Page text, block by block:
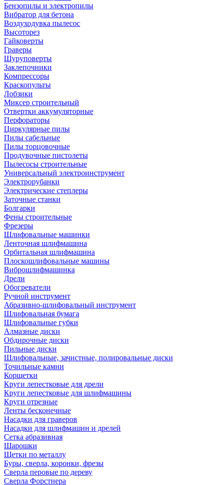
Бензопилы и электропилы
Вибратор для бетона
Воздуходувка пылесос
Высоторез
Гайковерты
Граверы
Шуруповерты
Заклепочники
Компрессоры
Краскопульты
Лобзики
Миксер строительный
Отвертки аккумуляторные
Перфораторы
Циркулярные пилы
Пилы сабельные
Пилы торцовочные
Продувочные пистолеты
Пылесосы строительные
Универсальный электроинструмент
Электрорубанки
Электрические степлеры
Заточные станки
Болгарки
Фены строительные
Фрезеры
Шлифовальные машинки
Ленточная шлифмашина
Орбитальная шлифмашина
Плоскошлифовальные машины
Виброшлифмашинка
Дрели
Обогреватели
Ручной инструмент
Абразивно-шлифовальный инструмент
Шлифовальная бумага
Шлифовальные губки
Алмазные диски
Обдирочные диски
Пильные диски
Шлифовальные, зачистные, полировальные диски
Точильные камни
Корщетки
Круги лепестковые для дрели
Круги лепестковые для шлифмашины
Круги отрезные
Ленты бесконечные
Насадки для граверов
Насадки для шлифмашин и дрелей
Сетка абразивная
Шарошки
Щетки по металлу
Буры, сверла, коронки, фрезы
Сверла перовые по дереву
Сверла Форстнера